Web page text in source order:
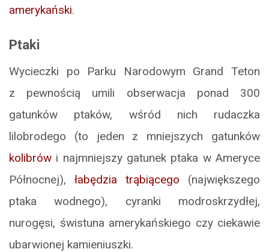
amerykański.
Ptaki
Wycieczki po Parku Narodowym Grand Teton
z pewnością umili obserwacja ponad 300
gatunków ptaków, wśród nich rudaczka
lilobrodego (to jeden z mniejszych gatunków
kolibrów i najmniejszy gatunek ptaka w Ameryce
Północnej), łabędzia trąbiącego (największego
ptaka wodnego), cyranki modroskrzydłej,
nurogęsi, świstuna amerykańskiego czy ciekawie
ubarwionej kamieniuszki.